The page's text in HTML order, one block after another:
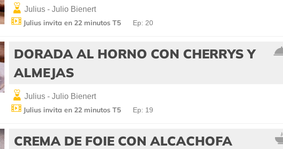
Julius - Julio Bienert
Julius invita en 22 minutos T5 Ep: 20
DORADA AL HORNO CON CHERRYS Y
ALMEJAS
Julius - Julio Bienert
Julius invita en 22 minutos T5 Ep: 19
CREMA DE FOIE CON ALCACHOFA